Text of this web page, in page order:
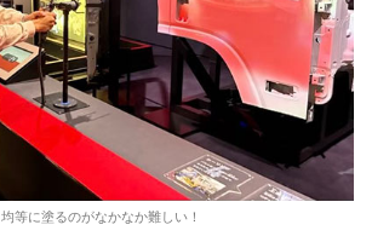
均等に塗るのがなかなか難しい！